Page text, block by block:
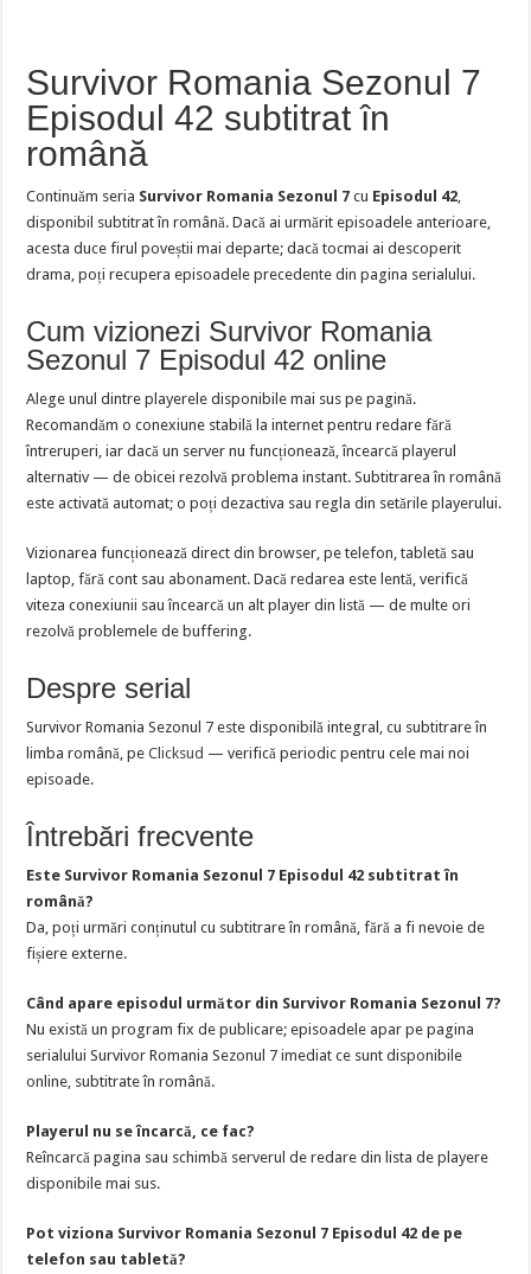
Survivor Romania Sezonul 7
Episodul 42 subtitrat în
română
Continuăm seria Survivor Romania Sezonul 7 cu Episodul 42,
disponibil subtitrat în română. Dacă ai urmărit episoadele anterioare,
acesta duce firul poveștii mai departe; dacă tocmai ai descoperit
drama, poți recupera episoadele precedente din pagina serialului.
Cum vizionezi Survivor Romania
Sezonul 7 Episodul 42 online
Alege unul dintre playerele disponibile mai sus pe pagină.
Recomandăm o conexiune stabilă la internet pentru redare fără
întreruperi, iar dacă un server nu funcționează, încearcă playerul
alternativ — de obicei rezolvă problema instant. Subtitrarea în română
este activată automat; o poți dezactiva sau regla din setările playerului.
Vizionarea funcționează direct din browser, pe telefon, tabletă sau
laptop, fără cont sau abonament. Dacă redarea este lentă, verifică
viteza conexiunii sau încearcă un alt player din listă — de multe ori
rezolvă problemele de buffering.
Despre serial
Survivor Romania Sezonul 7 este disponibilă integral, cu subtitrare în
limba română, peClicksud — verifică periodic pentru cele mai noi
episoade.
Întrebări frecvente
Este Survivor Romania Sezonul 7 Episodul 42 subtitrat în
română?
Da, poți urmări conținutul cu subtitrare în română, fără a fi nevoie de
fișiere externe.
Când apare episodul următor din Survivor Romania Sezonul 7?
Nu există un program fix de publicare; episoadele apar pe pagina
serialului Survivor Romania Sezonul 7 imediat ce sunt disponibile
online, subtitrate în română.
Playerul nu se încarcă, ce fac?
Reîncarcă pagina sau schimbă serverul de redare din lista de playere
disponibile mai sus.
Pot viziona Survivor Romania Sezonul 7 Episodul 42 de pe
telefon sau tabletă?